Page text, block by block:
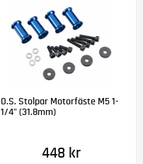
O.S. Stolpar Motorfäste M5 1-
1/4" (31.8mm)
448 kr